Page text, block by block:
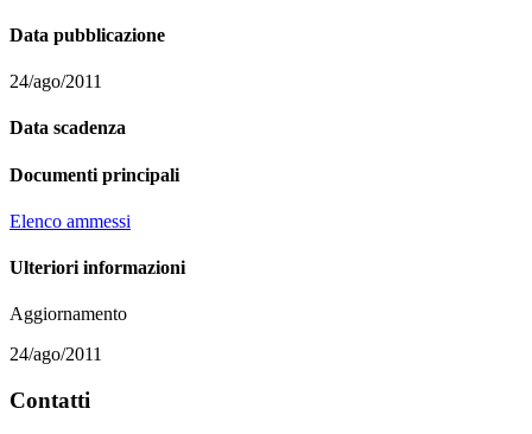
Data pubblicazione
24/ago/2011
Data scadenza
Documenti principali
Elenco ammessi
Ulteriori informazioni
Aggiornamento
24/ago/2011
Contatti